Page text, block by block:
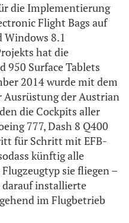
die Implementierung
Flight Bags auf
Windows 8.1
hat die
950 Surface Tablets
2014 wurde mit dem
Ausrüstung der Austrian
die Cockpits aller
777, Dash 8 Q400
für Schritt mit EFB-
künftig alle
sie fliegen –
darauf installierte
im Flugbetrieb